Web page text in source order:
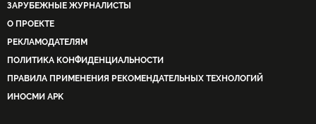
ЗАРУБЕЖНЫЕ ЖУРНАЛИСТЫ
О ПРОЕКТЕ
РЕКЛАМОДАТЕЛЯМ
ПОЛИТИКА КОНФИДЕНЦИАЛЬНОСТИ
ПРАВИЛА ПРИМЕНЕНИЯ РЕКОМЕНДАТЕЛЬНЫХ ТЕХНОЛОГИЙ
ИНОСМИ APK